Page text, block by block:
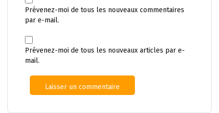
Prévenez-moi de tous les nouveaux commentaires
par e-mail.
Prévenez-moi de tous les nouveaux articles par e-
mail.